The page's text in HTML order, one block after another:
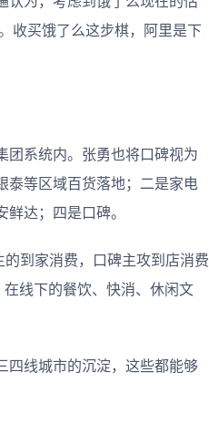
收买饿了么这步棋，阿里是下
团系统内。张勇也将口碑视为
泰等区域百货落地；二是家电
达；四是口碑。
到家消费，口碑主攻到店消费
线下的餐饮、快消、休闲文
四线城市的沉淀，这些都能够